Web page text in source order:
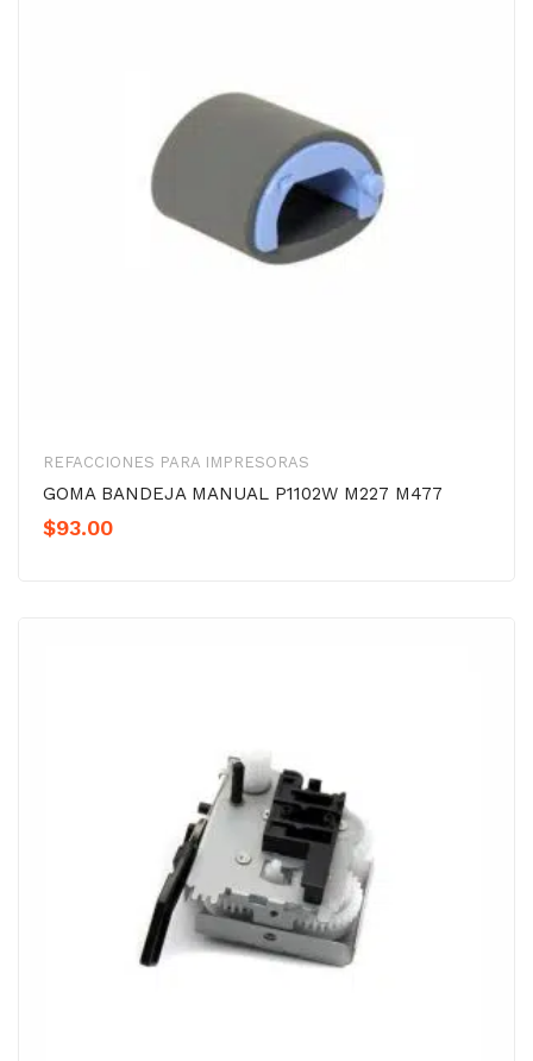
REFACCIONES PARA IMPRESORAS
GOMA BANDEJA MANUAL P1102W M227 M477
$93.00